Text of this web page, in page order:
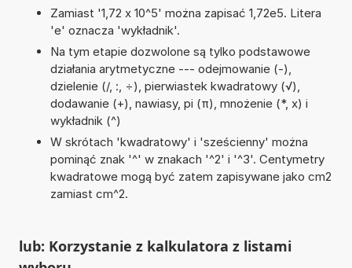
Zamiast '1,72 x 10^5' można zapisać 1,72e5. Litera
'e' oznacza 'wykładnik'.
Na tym etapie dozwolone są tylko podstawowe
działania arytmetyczne --- odejmowanie (-),
dzielenie (/, :, ÷), pierwiastek kwadratowy (√),
dodawanie (+), nawiasy, pi (π), mnożenie (*, x) i
wykładnik (^)
W skrótach 'kwadratowy' i 'sześcienny' można
pominąć znak '^' w znakach '^2' i '^3'. Centymetry
kwadratowe mogą być zatem zapisywane jako cm2
zamiast cm^2.
lub: Korzystanie z kalkulatora z listami